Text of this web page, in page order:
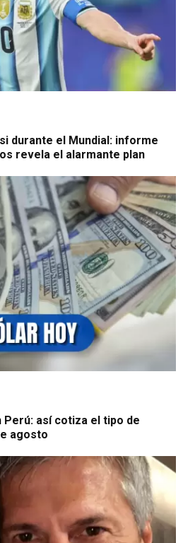
durante el Mundial: informe
revela el alarmante plan
Perú: así cotiza el tipo de
agosto